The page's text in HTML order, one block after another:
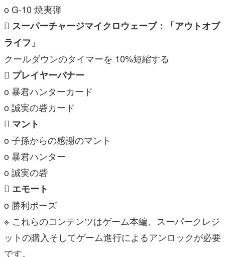
o G-10 焼夷弾
 スーパーチャージマイクロウェーブ：「アウトオブ
ライフ」
クールダウンのタイマーを 10%短縮する
 プレイヤーバナー
o 暴君ハンターカード
o 誠実の砦カード
 マント
o 子孫からの感謝のマント
o 暴君ハンター
o 誠実の砦
 エモート
o 勝利ポーズ
※ これらのコンテンツはゲーム本編、スーパークレジ
ットの購入そしてゲーム進行によるアンロックが必要
です。